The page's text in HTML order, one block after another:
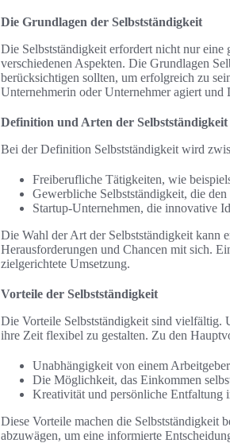
Die Grundlagen der Selbstständigkeit
Die Selbstständigkeit erfordert nicht nur eine
verschiedenen Aspekten. Die Grundlagen
berücksichtigen sollten, um erfolgreich zu
Unternehmerin oder Unternehmer agiert
Definition und Arten der Selbstständigkeit
Bei der Definition Selbstständigkeit wird
Freiberufliche Tätigkeiten, wie
Gewerbliche Selbstständigkeit, die
Startup-Unternehmen, die innovative
Die Wahl der Art der Selbstständigkeit kann
Herausforderungen und Chancen mit sich.
zielgerichtete Umsetzung.
Vorteile der Selbstständigkeit
Die Vorteile Selbstständigkeit sind vielfältig.
ihre Zeit flexibel zu gestalten. Zu den
Unabhängigkeit von einem
Die Möglichkeit, das Einkommen
Kreativität und persönliche Entfaltung
Diese Vorteile machen die Selbstständigkeit
abzuwägen, um eine informierte